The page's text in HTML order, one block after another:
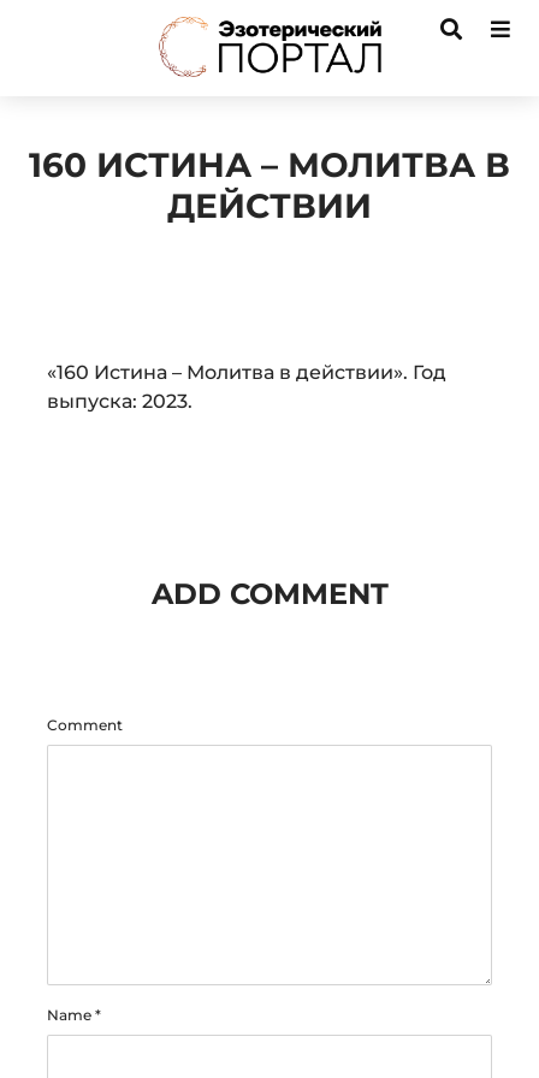
160 ИСТИНА – МОЛИТВА В
ДЕЙСТВИИ
Audio
Player
«160 Истина – Молитва в действии». Год
выпуска: 2023.
ADD COMMENT
Comment
Name *